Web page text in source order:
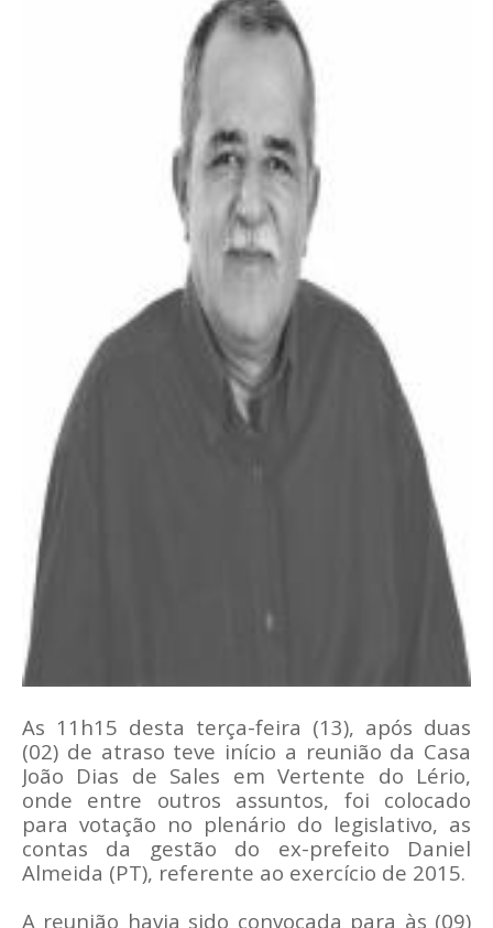
As 11h15 desta terça-feira (13), após duas
(02) de atraso teve início a reunião da Casa
João Dias de Sales em Vertente do Lério,
onde entre outros assuntos, foi colocado
para votação no plenário do legislativo, as
contas da gestão do ex-prefeito Daniel
Almeida (PT), referente ao exercício de 2015.
A reunião havia sido convocada para às (09)